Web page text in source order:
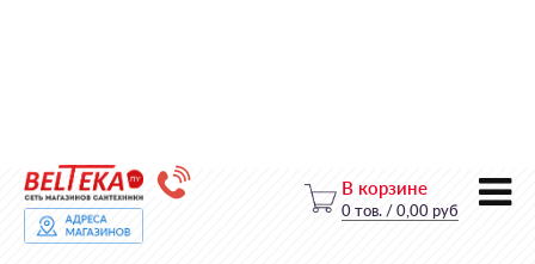
В корзине